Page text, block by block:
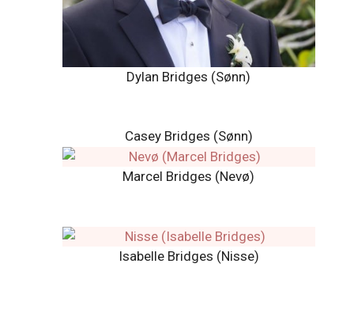
Casey Bridges (Sønn)
Marcel Bridges (Nevø)
Isabelle Bridges (Nisse)
Høyde, Vekt, Tatovering,